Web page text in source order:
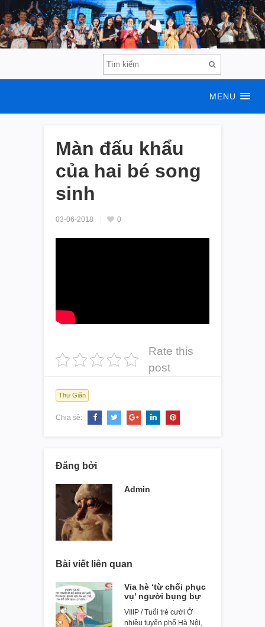
MENU
Màn đấu khẩu
của hai bé song
sinh
03-06-2018 0
Rate this
post
Thư Giãn
Chia sẻ:
Đăng bởi
Admin
Bài viết liên quan
Vỉa hè ‘từ chối phục
vụ’ người bụng bự
VIIIP / Tuổi trẻ cười Ở
nhiều tuyến phố Hà Nội,